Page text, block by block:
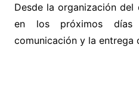
Desde la organización
en los próximos
comunicación y la entrega